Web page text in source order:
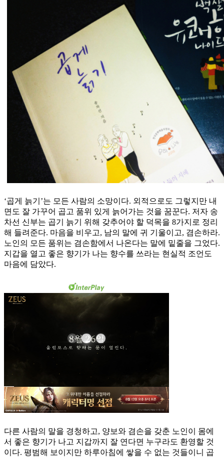
‘곱게 늙기’는 모든 사람의 소망이다. 외적으로도 그렇지만 내
면도 잘 가꾸어 곱고 품위 있게 늙어가는 것을 꿈꾼다. 저자 송
차선 신부는 곱기 늙기 위해 갖추어야 할 덕목을 8가지로 정리
해 들려준다. 마음을 비우고, 남의 말에 귀 기울이고, 겸손하라.
노인의 모든 품위는 겸손함에서 나온다는 말에 밑줄을 그었다.
지갑을 열고 좋은 향기가 나는 향수를 쓰라는 현실적 조언도
마음에 담았다.
다른 사람의 말을 경청하고, 양보와 겸손을 갖춘 노인이 몸에
서 좋은 향기가 나고 지갑까지 잘 연다면 누구라도 환영할 것
이다. 평범해 보이지만 하루아침에 쌓을 수 없는 것들이니 곱